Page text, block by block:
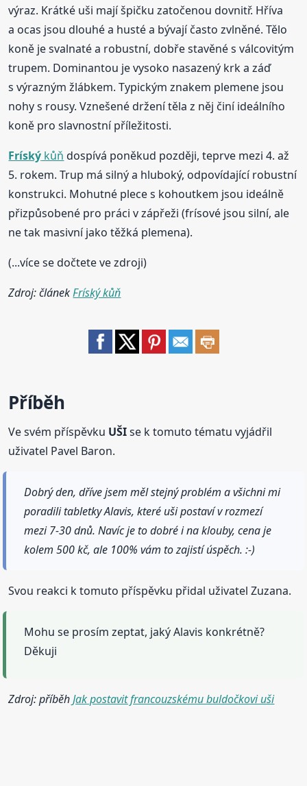
výraz. Krátké uši mají špičku zatočenou dovnitř. Hříva
a ocas jsou dlouhé a husté a bývají často zvlněné. Tělo
koně je svalnaté a robustní, dobře stavěné s válcovitým
trupem. Dominantou je vysoko nasazený krk a záď
s výrazným žlábkem. Typickým znakem plemene jsou
nohy s rousy. Vznešené držení těla z něj činí ideálního
koně pro slavnostní příležitosti.
Fríský kůň dospívá poněkud později, teprve mezi 4. až
5. rokem. Trup má silný a hluboký, odpovídající robustní
konstrukci. Mohutné plece s kohoutkem jsou ideálně
přizpůsobené pro práci v zápřeži (frísové jsou silní, ale
ne tak masivní jako těžká plemena).
(...více se dočtete ve zdroji)
Zdroj: článekFríský kůň
Příběh
Ve svém příspěvku UŠIse k tomuto tématu vyjádřil
uživatel Pavel Baron.
Dobrý den, dříve jsem měl stejný problém a všichni mi
poradili tabletky Alavis, které uši postaví v rozmezí
mezi 7-30 dnů. Navíc je to dobré i na klouby, cena je
kolem 500 kč, ale 100% vám to zajistí úspěch. :-)
Svou reakci k tomuto příspěvku přidal uživatel Zuzana.
Mohu se prosím zeptat, jaký Alavis konkrétně?
Děkuji
Zdroj: příběhJak postavit francouzskému buldočkovi uši